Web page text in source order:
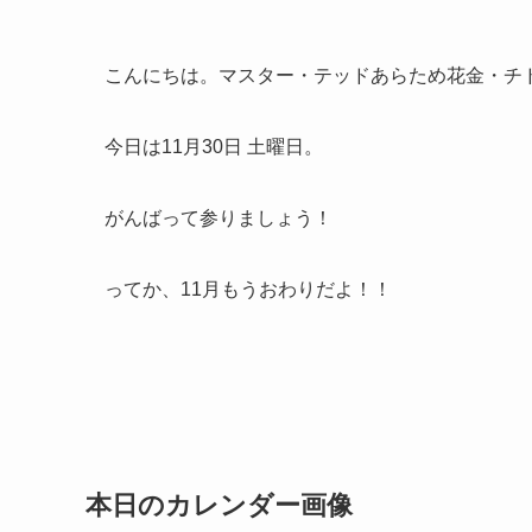
こんにちは。マスター・テッドあらため花金・チ
今日は11月30日 土曜日。
がんばって参りましょう！
ってか、11月もうおわりだよ！！
本日のカレンダー画像